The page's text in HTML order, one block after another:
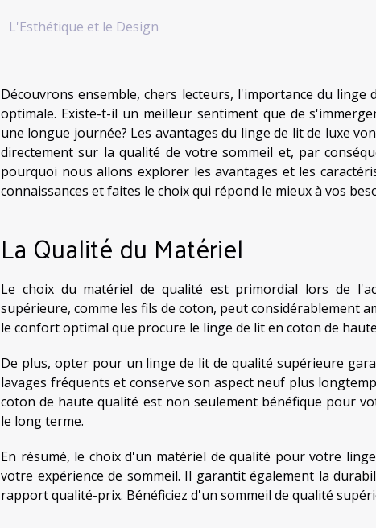
L'Esthétique et le Design
Découvrons ensemble, chers lecteurs, l'importance du
optimale. Existe-t-il un meilleur sentiment que de
une longue journée? Les avantages du linge de lit de luxe
directement sur la qualité de votre sommeil et, par
pourquoi nous allons explorer les avantages et les
connaissances et faites le choix qui répond le mieux à vos
La Qualité du Matériel
Le choix du matériel de qualité est primordial lors de
supérieure, comme les fils de coton, peut considérablement
le confort optimal que procure le linge de lit en coton de
De plus, opter pour un linge de lit de qualité supérieure
lavages fréquents et conserve son aspect neuf plus
coton de haute qualité est non seulement bénéfique pour
le long terme.
En résumé, le choix d'un matériel de qualité pour votre
votre expérience de sommeil. Il garantit également la
rapport qualité-prix. Bénéficiez d'un sommeil de qualité